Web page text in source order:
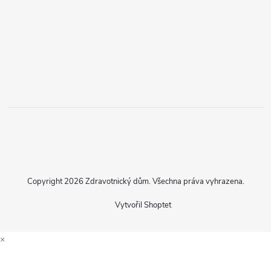
Vytvořil Shoptet
Copyright 2026 Zdravotnický dům. Všechna práva vyhrazena.
×